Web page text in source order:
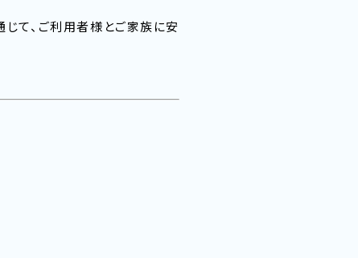
て、ご利用者様とご家族に安